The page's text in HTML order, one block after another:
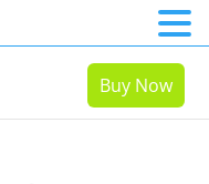
Buy Now